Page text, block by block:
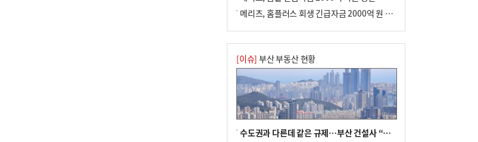
메리츠, 홈플러스 회생 긴급자금 2000억 원 지원 승인
[이슈] 부산 부동산 현황
수도권과 다른데 같은 규제…부산 건설사 “쓰러지기 직전”